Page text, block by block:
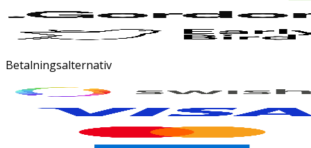
Betalningsalternativ